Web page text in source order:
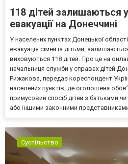
118 дітей залишаються
евакуації на Донеччині
У населених пунктах Донецької
евакуація сімей із дітьми,
виховуються 118 дітей. Про це на
начальниця служби у справах дітей
Рижакова, передає кореспондент
населених пунктів, де оголошена
примусовий спосіб дітей з батьками
або іншими законними
Суспільство